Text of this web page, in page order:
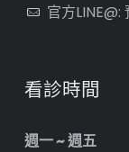
官方LINE@:
看診時間
週一 ~ 週五